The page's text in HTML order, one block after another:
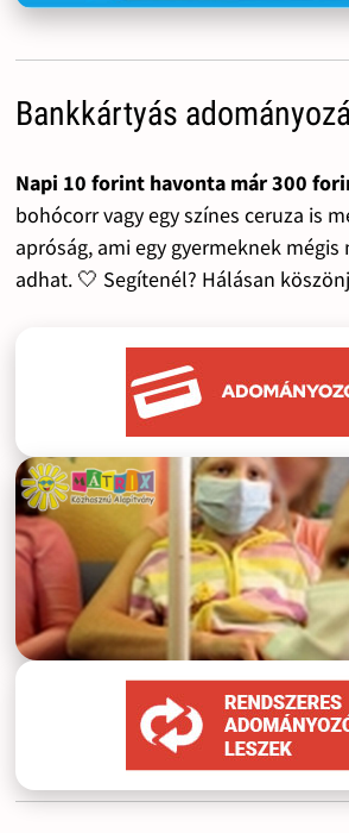
Bankkártyás
Napi 10 forint havonta már 300
bohócorr vagy egy színes ceruza is
apróság, ami egy gyermeknek
adhat. 🤍 Segítenél? Hálásan